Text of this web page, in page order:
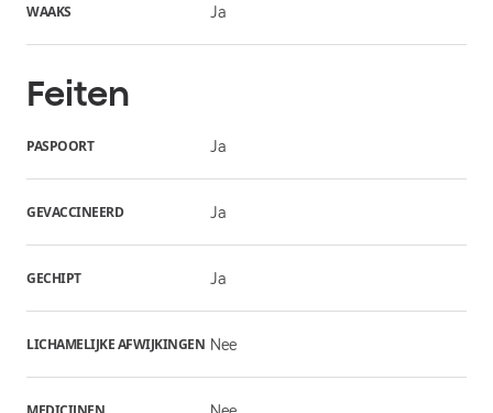
WAAKS Ja
Feiten
PASPOORT Ja
GEVACCINEERD Ja
GECHIPT Ja
LICHAMELIJKE AFWIJKINGEN Nee